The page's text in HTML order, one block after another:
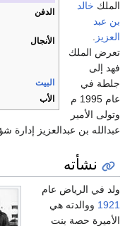
الدفن
الأنجال
البيت
الأب
الملك خالد
بن عبد
العزيز
تعرض الملك
فهد إلى
جلطة في
عام 1995 م
وتولى الأمير
عبدالله بن عبدالعزيز إدارة
نشأته
ولد في الرياض عام
1921 ووالدته هي
الأميرة حصة بنت